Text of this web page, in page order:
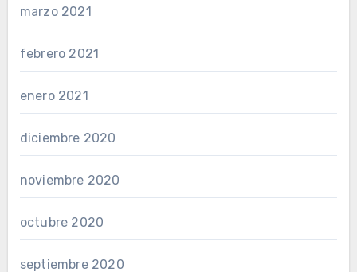
marzo 2021
febrero 2021
enero 2021
diciembre 2020
noviembre 2020
octubre 2020
septiembre 2020